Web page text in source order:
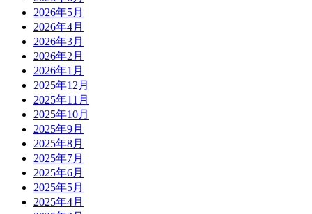
2026年5月
2026年4月
2026年3月
2026年2月
2026年1月
2025年12月
2025年11月
2025年10月
2025年9月
2025年8月
2025年7月
2025年6月
2025年5月
2025年4月